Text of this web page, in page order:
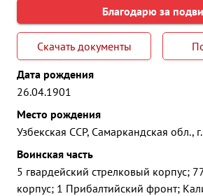
Благодарю за
Скачать документы
Дата рождения
26.04.1901
Место рождения
Узбекская ССР, Самаркандская обл.,
Воинская часть
5 гвардейский стрелковый корпус;
корпус; 1 Прибалтийский фронт;